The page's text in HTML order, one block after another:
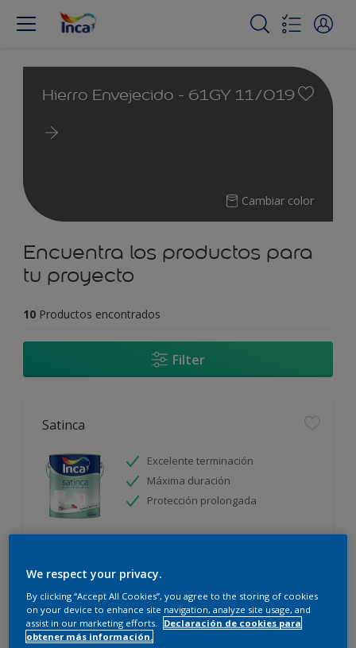
Hierro Envejecido - 61GY 11/019
Cambiar color
Encuentra los productos para
tu proyecto
10 Productos encontrados
Filter
Satinca
Excelente terminación
Máxima duración
Protección prolongada
We respect your privacy.
By clicking “Accept All Cookies”, you agree to the storing of cookies
on your device to enhance site navigation, analyze site usage, and
assist in our marketing efforts.
Declaración de cookies para
obtener más información.